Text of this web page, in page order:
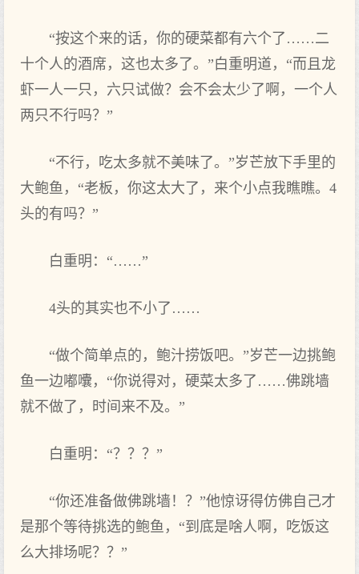
“按这个来的话，你的硬菜都有六个了……二
十个人的酒席，这也太多了。”白重明道，“而且龙
虾一人一只，六只试做？会不会太少了啊，一个人
两只不行吗？”
“不行，吃太多就不美味了。”岁芒放下手里的
大鲍鱼，“老板，你这太大了，来个小点我瞧瞧。4
头的有吗？”
白重明：“……”
4头的其实也不小了……
“做个简单点的，鲍汁捞饭吧。”岁芒一边挑鲍
鱼一边嘟囔，“你说得对，硬菜太多了……佛跳墙
就不做了，时间来不及。”
白重明：“？？？”
“你还准备做佛跳墙！？”他惊讶得仿佛自己才
是那个等待挑选的鲍鱼，“到底是啥人啊，吃饭这
么大排场呢？？”